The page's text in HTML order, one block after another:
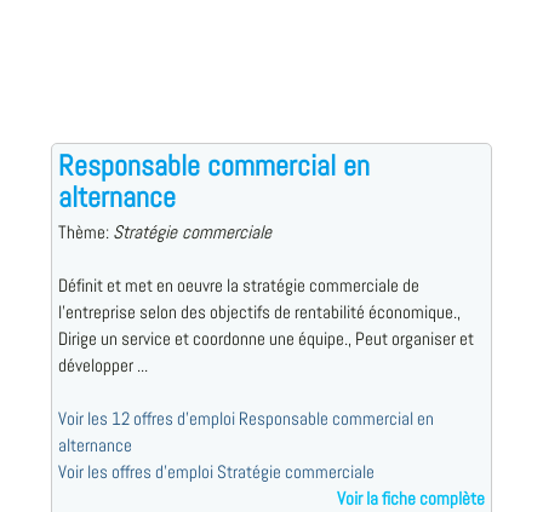
Responsable commercial en
alternance
Thème: Stratégie commerciale
Définit et met en oeuvre la stratégie commerciale de
l'entreprise selon des objectifs de rentabilité économique.,
Dirige un service et coordonne une équipe., Peut organiser et
développer ...
Voir les 12 offres d'emploi Responsable commercial en
alternance
Voir les offres d'emploi Stratégie commerciale
Voir la fiche complète